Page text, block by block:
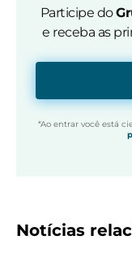
Participe do
e receba as
*Ao entrar você está
Notícias